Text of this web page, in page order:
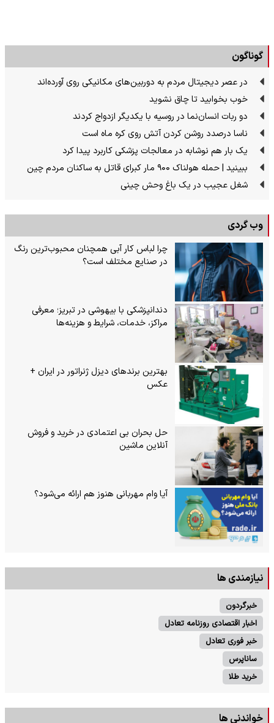
گوناگون
در عصر دیجیتال مردم به دوربین‌های مکانیکی روی آورده‌اند
خوب بخوابید تا چاق نشوید
دو ربات انسان‌نما در روسیه با یکدیگر ازدواج کردند
ناسا درصدد روشن کردن آتش روی کره ماه است
یک بار هم نوشابه در معالجات پزشکی کاربرد پیدا کرد
ببینید | حمله هولناک ۹۰۰ مار کبرای قاتل به ساکنان مردم چین
شغل عجیب در یک باغ وحش چینی
وب گردی
چرا لباس کار آبی همچنان محبوب‌ترین رنگ
در صنایع مختلف است؟
دندانپزشکی با بیهوشی در تبریز؛ معرفی
مراکز، خدمات، شرایط و هزینه‌ها
بهترین برندهای دیزل ژنراتور در ایران +
عکس
حل بحران بی‌ اعتمادی در خرید و فروش
آنلاین ماشین
آیا وام مهربانی هنوز هم ارائه می‌شود؟
نیازمندی ها
خبرگردون
اخبار اقتصادی روزنامه تعادل
خبر فوری تعادل
ساناپرس
خرید طلا
خواندنی ها